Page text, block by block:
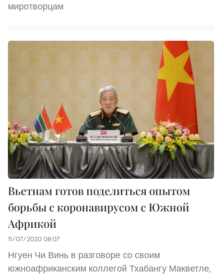
миротворцам
Вьетнам готов поделиться опытом
борьбы с коронавирусом с Южной
Африкой
11/07/2020 08:07
Нгуен Чи Винь в разговоре со своим
южноафриканским коллегой Тхабангу Макветле,